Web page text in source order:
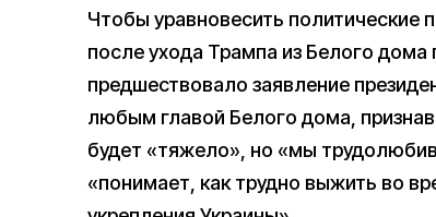
Чтобы уравновесить политические
после ухода Трампа из Белого дома
предшествовало заявление
любым главой Белого дома,
будет «тяжело», но «мы
«понимает, как трудно выжить во